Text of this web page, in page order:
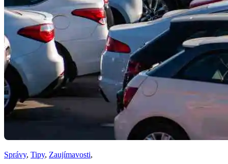
Správy, Tipy, Zaujímavosti,